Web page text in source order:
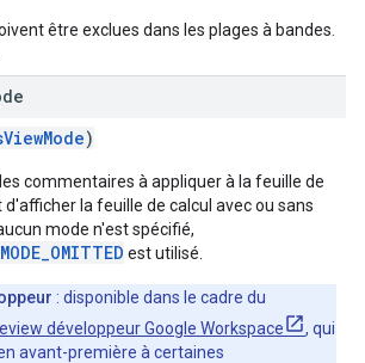
être exclues dans les plages à bandes.
)
commentaires à appliquer à la feuille de
d'afficher la feuille de calcul avec ou sans
mode n'est spécifié,
est utilisé.
: disponible dans le cadre du
développeur Google Workspace
, qui
avant-première à certaines